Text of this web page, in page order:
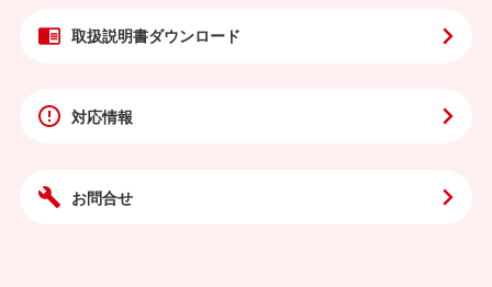
取扱説明書ダウンロード
対応情報
お問合せ